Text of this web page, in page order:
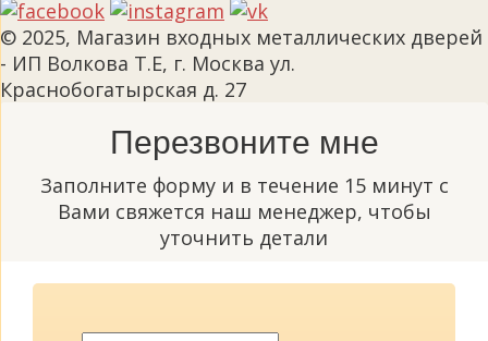
© 2025, Магазин входных металлических дверей
- ИП Волкова Т.Е, г. Москва ул.
Краснобогатырская д. 27
Перезвоните мне
Заполните форму и в течение 15 минут с
Вами свяжется наш менеджер, чтобы
уточнить детали